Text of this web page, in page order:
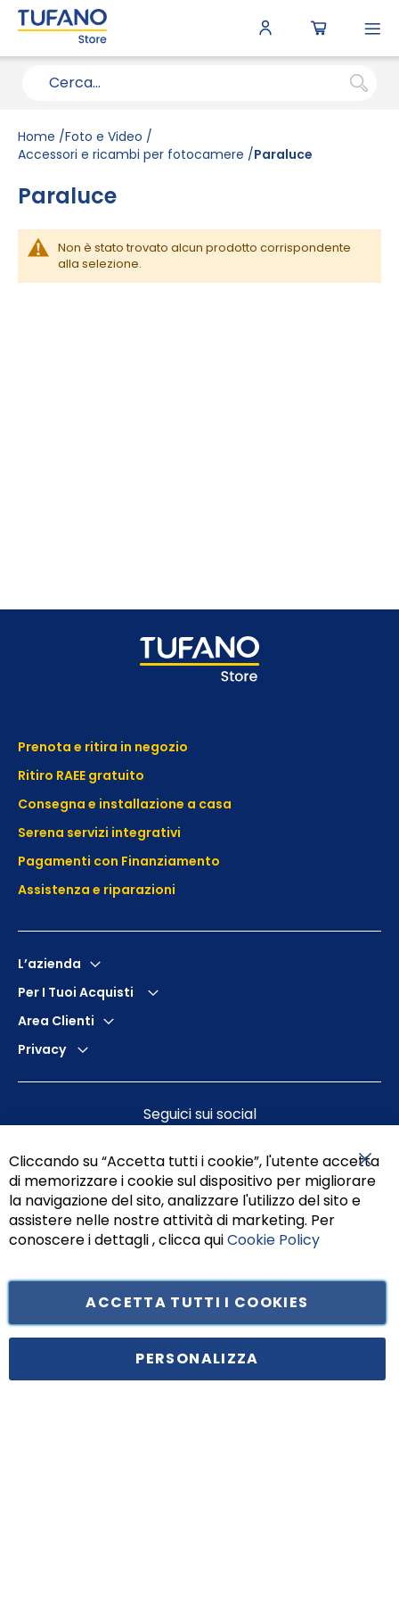
Home Foto e Video
Accessori e ricambi per fotocamere
Paraluce
Paraluce
Non è stato trovato alcun prodotto corrispondente
alla selezione.
Prenota e ritira in negozio
Ritiro RAEE gratuito
Consegna e installazione a casa
Serena servizi integrativi
Pagamenti con Finanziamento
Assistenza e riparazioni
L’azienda
Per I Tuoi Acquisti
Area Clienti
Privacy
Seguici sui social
Principe di Piemonte 199, cap. 80026 Casoria (NA) - C.F. 05834470634 -
Cliccando su “Accetta tutti i cookie”, l'utente accetta
di memorizzare i cookie sul dispositivo per migliorare
la navigazione del sito, analizzare l'utilizzo del sito e
assistere nelle nostre attività di marketing. Per
conoscere i dettagli , clicca quiCookie Policy
ACCETTA TUTTI I COOKIES
PERSONALIZZA